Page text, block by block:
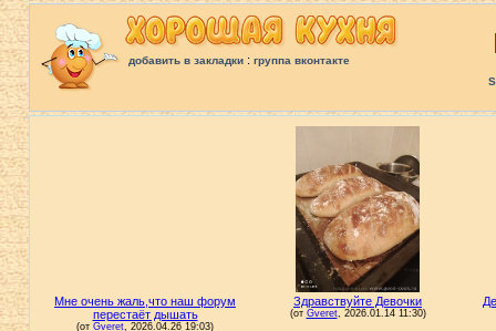
добавить в закладки: группа вконтакте